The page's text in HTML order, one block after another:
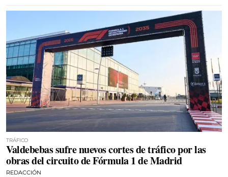
TRÁFICO
Valdebebas sufre nuevos cortes de tráfico por las
obras del circuito de Fórmula 1 de Madrid
REDACCIÓN